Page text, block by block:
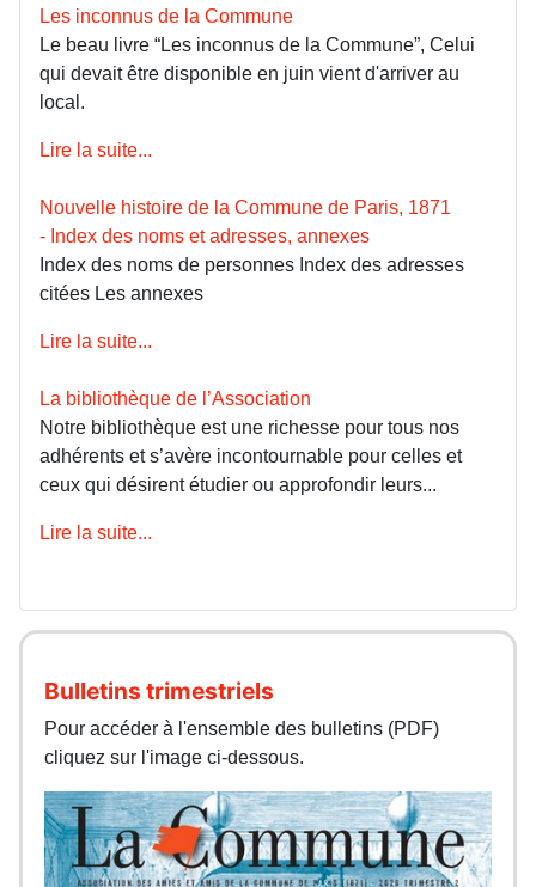
Les inconnus de la Commune
Le beau livre “Les inconnus de la Commune”, Celui
qui devait être disponible en juin vient d'arriver au
local.
Lire la suite...
Nouvelle histoire de la Commune de Paris, 1871
- Index des noms et adresses, annexes
Index des noms de personnes Index des adresses
citées Les annexes
Lire la suite...
La bibliothèque de l’Association
Notre bibliothèque est une richesse pour tous nos
adhérents et s’avère incontournable pour celles et
ceux qui désirent étudier ou approfondir leurs...
Lire la suite...
Bulletins trimestriels
Pour accéder à l'ensemble des bulletins (PDF)
cliquez sur l'image ci-dessous.